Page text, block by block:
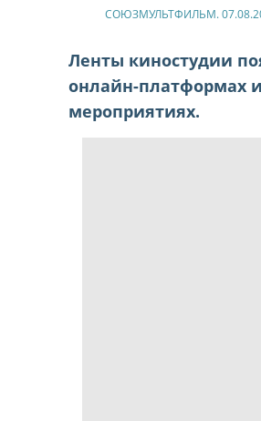
СОЮЗМУЛЬТФИЛЬМ.
Ленты киностудии
онлайн-платформах
мероприятиях.